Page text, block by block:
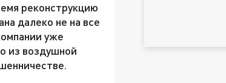
реконструкцию
далеко не на все
уже
из воздушной